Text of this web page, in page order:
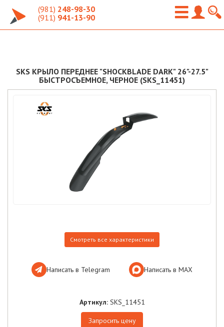
(981) 248-98-30
(911) 941-13-90
SKS КРЫЛО ПЕРЕДНЕЕ "SHOCKBLADE DARK" 26"-27.5"
БЫСТРОСЪЕМНОЕ, ЧЕРНОЕ (SKS_11451)
Смотреть все характеристики
Написать в Telegram Написать в МАХ
Артикул: SKS_11451
Запросить цену